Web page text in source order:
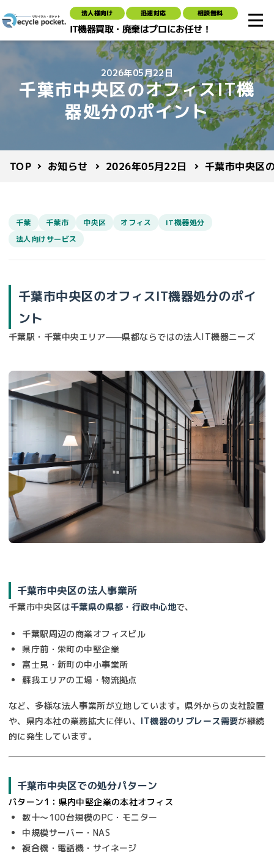
法人様向け 迅速対応 相談無料
IT機器買取・廃棄はプロにお任せ！
2026年05月22日
千葉市中央区のオフィスIT機
器処分のポイント
TOP お知らせ 2026年05月22日 千葉市中央区
千葉 千葉市 中央区 オフィス
IT機器処分
法人向けサービス
千葉市中央区のオフィスIT機器処分のポイ
ント
千葉駅・千葉中央エリア——県都ならではの法人IT機器ニーズ
千葉市中央区の法人事業所
千葉市中央区は千葉県の県都・行政中心地で、
千葉駅周辺の商業オフィスビル
県庁前・栄町の中堅企業
富士見・新町の中小事業所
蘇我エリアの工場・物流拠点
など、多様な法人事業所が立地しています。県外からの支社設置
や、県内本社の業務拡大に伴い、 IT機器のリプレース需要が継続
的に発生しています。
千葉市中央区での処分パターン
パターン1：県内中堅企業の本社オフィス
数十〜100台規模のPC・モニター
中規模サーバー・NAS
複合機・電話機・サイネージ